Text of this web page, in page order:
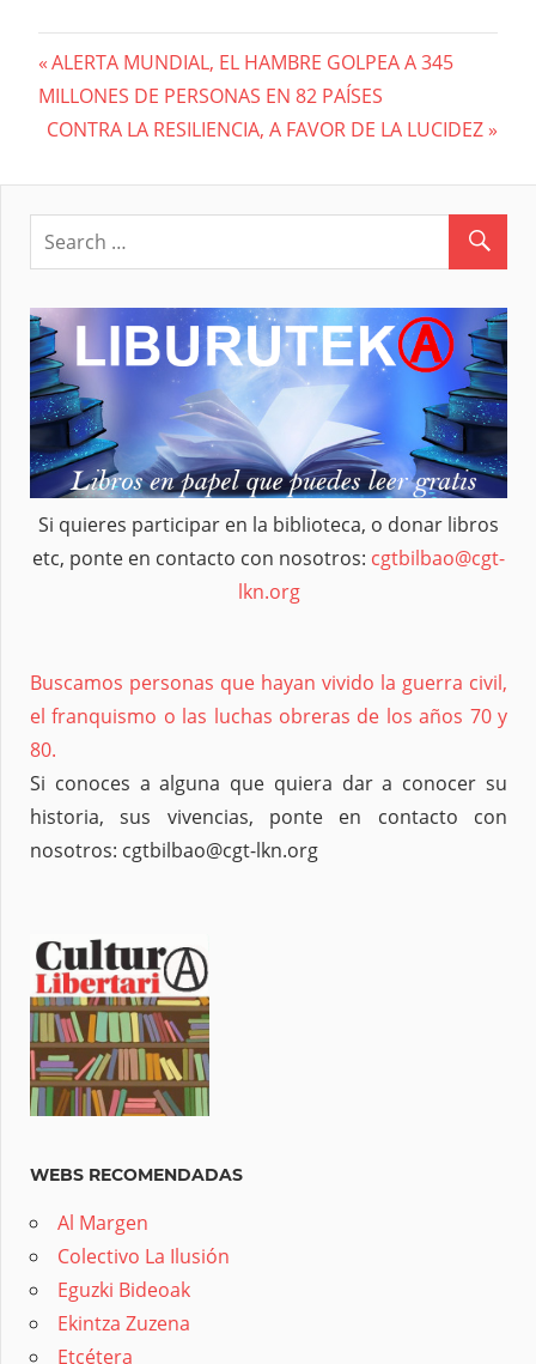
Navegación
de
entradas
Previous
Post:
ALERTA MUNDIAL, EL HAMBRE GOLPEA A 345
MILLONES DE PERSONAS EN 82 PAÍSES
Next
CONTRA LA RESILIENCIA, A FAVOR DE LA LUCIDEZ
Si quieres participar en la biblioteca, o donar libros
etc, ponte en contacto con nosotros: cgtbilbao@cgt-
lkn.org
Buscamos personas que hayan vivido la guerra civil,
el franquismo o las luchas obreras de los años 70 y
80.
Si conoces a alguna que quiera dar a conocer su
historia, sus vivencias, ponte en contacto con
nosotros: cgtbilbao@cgt-lkn.org
WEBS RECOMENDADAS
Al Margen
Colectivo La Ilusión
Eguzki Bideoak
Ekintza Zuzena
Etcétera